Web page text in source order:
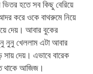
হতে সব কিছু বেরিয়ে
করে ওকে বাথরুমে নিয়ে
দেয়। আবার বুকের
নুনু খেললাম এটা আবার
সায় দেয়। এভাবে বারেক
থাকে আজিজ।